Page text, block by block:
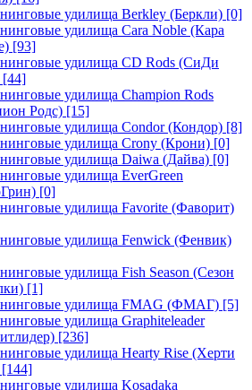
удилища Berkley (Беркли) [0]
удилища Cara Noble (Кара
[93]
удилища CD Rods (СиДи
[44]
удилища Champion Rods
Родс) [15]
удилища Condor (Кондор) [8]
удилища Crony (Крони) [0]
удилища Daiwa (Дайва) [0]
удилища EverGreen
[0]
удилища Favorite (Фаворит)
удилища Fenwick (Фенвик)
удилища Fish Season (Сезон
[1]
удилища FMAG (ФМАГ) [5]
удилища Graphiteleader
[236]
удилища Hearty Rise (Херти
[144]
удилища Kosadaka